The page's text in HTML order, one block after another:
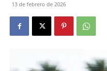
13 de febrero de 2026